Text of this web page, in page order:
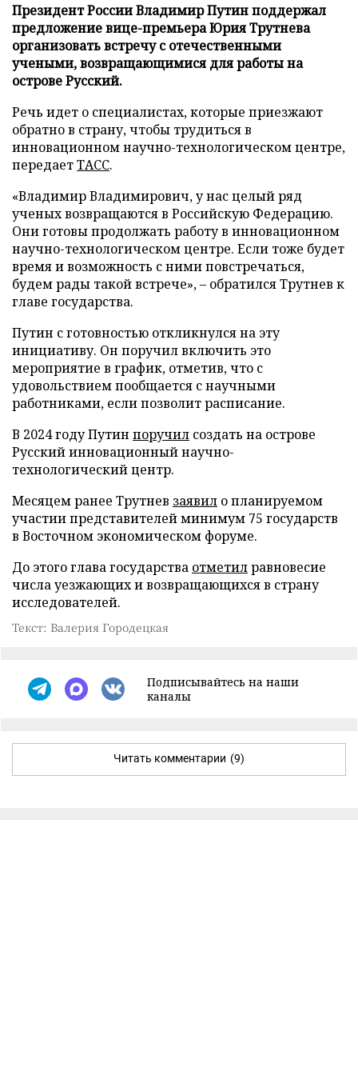
Президент России Владимир Путин поддержал
предложение вице-премьера Юрия Трутнева
организовать встречу с отечественными
учеными, возвращающимися для работы на
острове Русский.
Речь идет о специалистах, которые приезжают
обратно в страну, чтобы трудиться в
инновационном научно-технологическом центре,
передаетТАСС.
«Владимир Владимирович, у нас целый ряд
ученых возвращаются в Российскую Федерацию.
Они готовы продолжать работу в инновационном
научно-технологическом центре. Если тоже будет
время и возможность с ними повстречаться,
будем рады такой встрече», – обратился Трутнев к
главе государства.
Путин с готовностью откликнулся на эту
инициативу. Он поручил включить это
мероприятие в график, отметив, что с
удовольствием пообщается с научными
работниками, если позволит расписание.
В 2024 году Путин поручил создать на острове
Русский инновационный научно-
технологический центр.
Месяцем ранее Трутнев заявил о планируемом
участии представителей минимум 75 государств
в Восточном экономическом форуме.
До этого глава государства отметилравновесие
числа уезжающих и возвращающихся в страну
исследователей.
Текст: Валерия Городецкая
Подписывайтесь на наши
каналы
Читать комментарии (9)